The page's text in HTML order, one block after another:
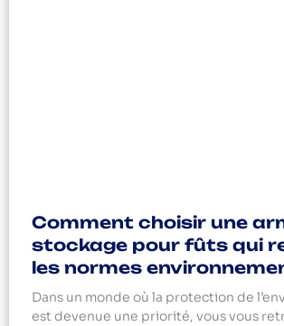
Comment choisir une
stockage pour fûts qui
les normes
Dans un monde où la protection de
est devenue une priorité, vous vous